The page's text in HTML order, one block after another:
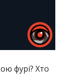
фурі? Хто